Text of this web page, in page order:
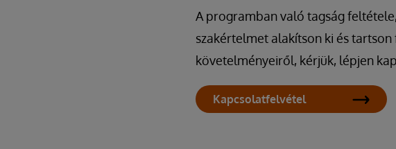
A programban való tagság
szakértelmet alakítson ki és
követelményeiről, kérjük, lépjen
Kapcsolatfelvétel